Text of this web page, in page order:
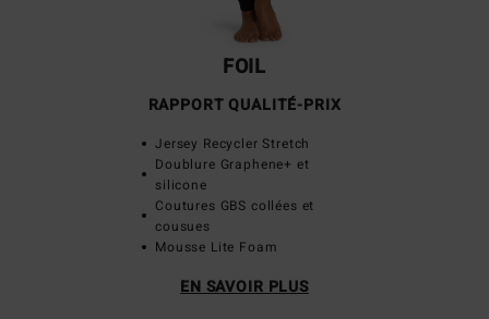
FOIL
RAPPORT QUALITÉ-PRIX
Jersey Recycler Stretch
Doublure Graphene+ et
silicone
Coutures GBS collées et
cousues
Mousse Lite Foam
EN SAVOIR PLUS